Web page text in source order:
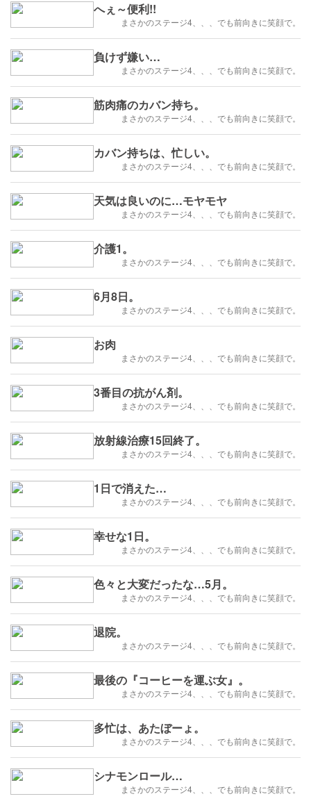
へぇ～便利!!
まさかのステージ4、、、でも前向きに笑顔で。
負けず嫌い…
まさかのステージ4、、、でも前向きに笑顔で。
筋肉痛のカバン持ち。
まさかのステージ4、、、でも前向きに笑顔で。
カバン持ちは、忙しい。
まさかのステージ4、、、でも前向きに笑顔で。
天気は良いのに…モヤモヤ
まさかのステージ4、、、でも前向きに笑顔で。
介護1。
まさかのステージ4、、、でも前向きに笑顔で。
6月8日。
まさかのステージ4、、、でも前向きに笑顔で。
お肉
まさかのステージ4、、、でも前向きに笑顔で。
3番目の抗がん剤。
まさかのステージ4、、、でも前向きに笑顔で。
放射線治療15回終了。
まさかのステージ4、、、でも前向きに笑顔で。
1日で消えた…
まさかのステージ4、、、でも前向きに笑顔で。
幸せな1日。
まさかのステージ4、、、でも前向きに笑顔で。
色々と大変だったな…5月。
まさかのステージ4、、、でも前向きに笑顔で。
退院。
まさかのステージ4、、、でも前向きに笑顔で。
最後の『コーヒーを運ぶ女』。
まさかのステージ4、、、でも前向きに笑顔で。
多忙は、あたぼーょ。
まさかのステージ4、、、でも前向きに笑顔で。
シナモンロール…
まさかのステージ4、、、でも前向きに笑顔で。